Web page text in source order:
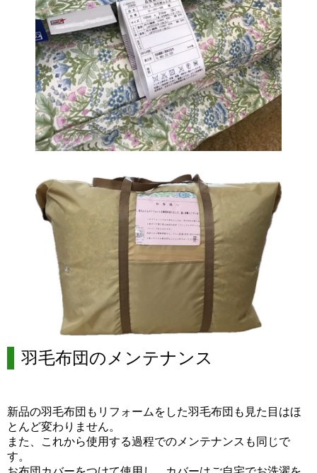
羽毛布団のメンテナンス
新品の羽毛布団もリフォームをした羽毛布団も見た目はほ
とんど変わりません。
また、これから使用する過程でのメンテナンスも同じで
す。